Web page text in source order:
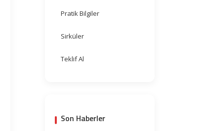
Pratik Bilgiler
Sirküler
Teklif Al
Son Haberler